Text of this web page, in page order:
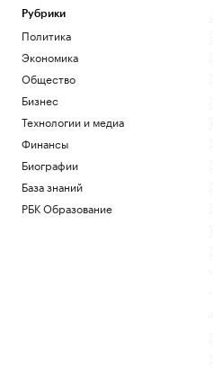
Рубрики
Политика
Экономика
Общество
Бизнес
Технологии и медиа
Финансы
Биографии
База знаний
РБК Образование